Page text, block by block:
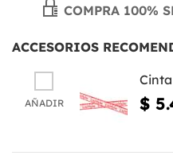
COMPRA 100%
ACCESORIOS
AÑADIR $